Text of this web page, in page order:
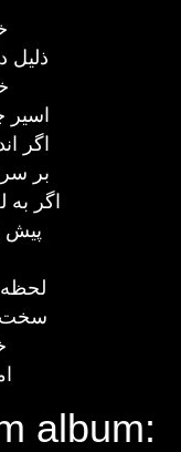
ذلیل
اسیر
اگر
بر
اگر به
پیش
سخت
album: